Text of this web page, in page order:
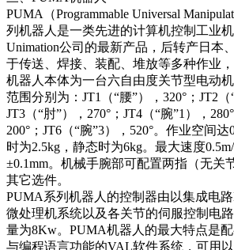
PUMA（Programmable Universal
列机器人是一类先进的计算机控制工业
Unimation公司的最新产品，后转产日本
于传送、焊接、装配、堆放等多种作业，
机器人本体为一台六自由度关节型电动
范围分别为：JT1（“腰”），320°；JT2（
JT3（“肘”），270°；JT4（“腕”1），
200°；JT6（“腕”3），520°。作业空间
时为2.5kg，静态时为6kg。最大速度
±0.1mm。机械手腕部可配置两指（无关
其它选件。
PUMA系列机器人的控制器由以集成电路
微处理机系统以及各关节的伺服控制电
量为8Kw。PUMA机器人的最大特点是
与编程语言功能的VAL软件系统，可用